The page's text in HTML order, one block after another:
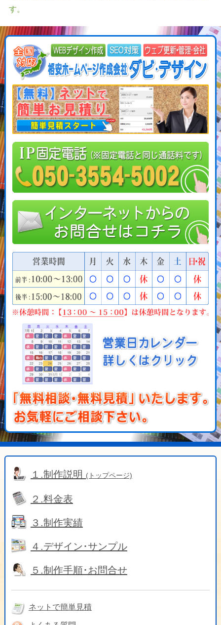
す。
１.制作説明 (トップページ)
２.料金表
３.制作実績
４.デザイン･サンプル
５.制作手順･お問合せ
ネットで簡単見積